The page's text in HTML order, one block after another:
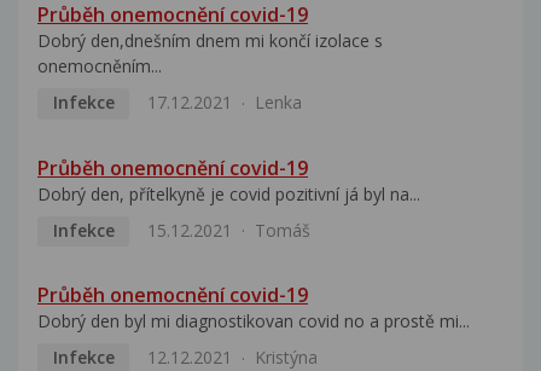
Průběh onemocnění covid-19
Dobrý den,dnešním dnem mi končí izolace s
onemocněním...
Infekce
17.12.2021 Lenka
Průběh onemocnění covid-19
Dobrý den, přítelkyně je covid pozitivní já byl na...
Infekce
15.12.2021 Tomáš
Průběh onemocnění covid-19
Dobrý den byl mi diagnostikovan covid no a prostě mi...
Infekce
12.12.2021 Kristýna